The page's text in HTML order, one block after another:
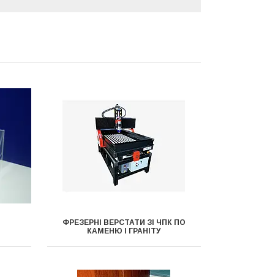
ФРЕЗЕРНІ ВЕРСТАТИ ЗІ ЧПК ПО
КАМЕНЮ І ГРАНІТУ